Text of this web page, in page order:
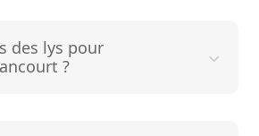
des lys pour
?